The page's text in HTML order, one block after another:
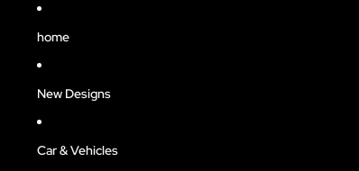
home
New Designs
Car & Vehicles